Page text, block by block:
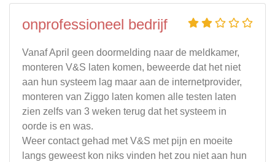
onprofessioneel bedrijf
Vanaf April geen doormelding naar de meldkamer,
monteren V&S laten komen, beweerde dat het niet
aan hun systeem lag maar aan de internetprovider,
monteren van Ziggo laten komen alle testen laten
zien zelfs van 3 weken terug dat het systeem in
oorde is en was.
Weer contact gehad met V&S met pijn en moeite
langs geweest kon niks vinden het zou niet aan hun